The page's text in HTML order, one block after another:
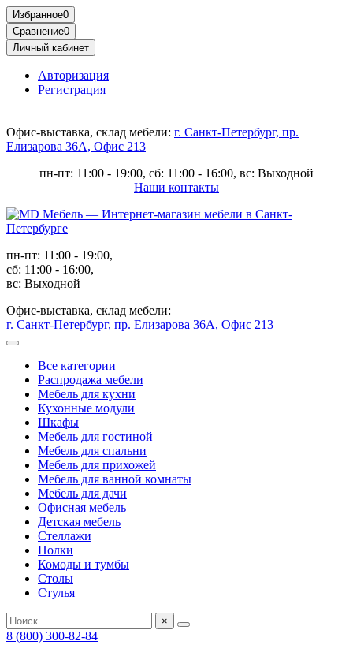
Избранное0
Сравнение0
Личный кабинет
Авторизация
Регистрация
Офис-выставка, склад мебели: г. Санкт-Петербург, пр.
Елизарова 36А, Офис 213
пн-пт: 11:00 - 19:00, сб: 11:00 - 16:00, вс: Выходной
Наши контакты
пн-пт: 11:00 - 19:00,
сб: 11:00 - 16:00,
вс: Выходной
Офис-выставка, склад мебели:
г. Санкт-Петербург, пр. Елизарова 36А, Офис 213
Все категории
Распродажа мебели
Мебель для кухни
Кухонные модули
Шкафы
Мебель для гостиной
Мебель для спальни
Мебель для прихожей
Мебель для ванной комнаты
Мебель для дачи
Офисная мебель
Детская мебель
Стеллажи
Полки
Комоды и тумбы
Столы
Стулья
×
8 (800) 300-82-84